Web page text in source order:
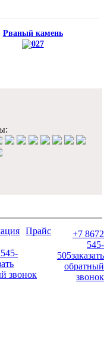
Рваный камень
Прайс
звонок
+7 8672
545-
505заказать
обратный
звонок